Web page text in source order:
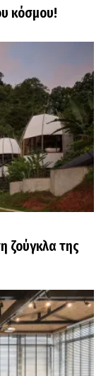
κόσμου!
ζούγκλα της